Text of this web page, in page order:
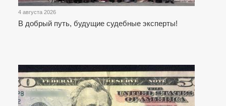
4 августа 2026
В добрый путь, будущие судебные эксперты!